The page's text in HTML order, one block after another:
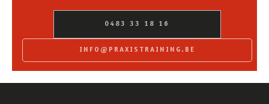
0483 33 18 16
INFO@PRAXISTRAINING.BE